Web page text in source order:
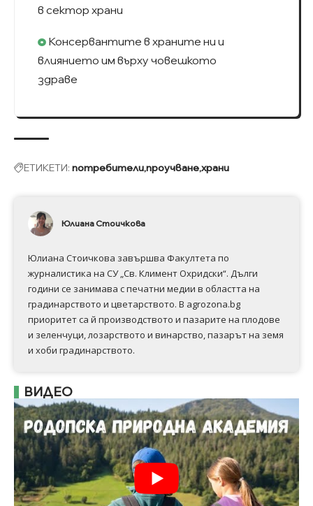
в сектор храни
Консервантите в храните ни и
влиянието им върху човешкото
здраве
ЕТИКЕТИ: потребителипроучванехрани
Юлиана Стоичкова
Юлиана Стоичкова завършва Факултета по
журналистика на СУ „Св. Климент Охридски“. Дълги
години се занимава с печатни медии в областта на
градинарството и цветарството. В agrozona.bg
приоритет са й производството и пазарите на плодове
и зеленчуци, лозарството и винарство, пазарът на земя
и хоби градинарството.
ВИДЕО